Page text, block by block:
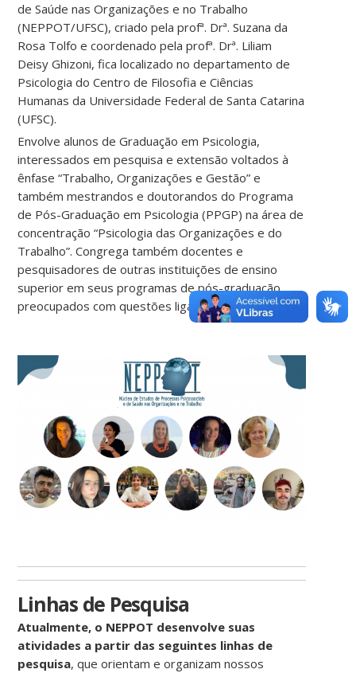
de Saúde nas Organizações e no Trabalho
(NEPPOT/UFSC), criado pela profª. Drª. Suzana da
Rosa Tolfo e coordenado pela profª. Drª. Liliam
Deisy Ghizoni, fica localizado no departamento de
Psicologia do Centro de Filosofia e Ciências
Humanas da Universidade Federal de Santa Catarina
(UFSC).
Envolve alunos de Graduação em Psicologia,
interessados em pesquisa e extensão voltados à
ênfase “Trabalho, Organizações e Gestão” e
também mestrandos e doutorandos do Programa
de Pós-Graduação em Psicologia (PPGP) na área de
concentração “Psicologia das Organizações e do
Trabalho”. Congrega também docentes e
pesquisadores de outras instituições de ensino
superior em seus programas de pós-graduação,
preocupados com questões ligadas ao trabalho.
Linhas de Pesquisa
Atualmente, o NEPPOT desenvolve suas
atividades a partir das seguintes linhas de
pesquisa, que orientam e organizam nossos